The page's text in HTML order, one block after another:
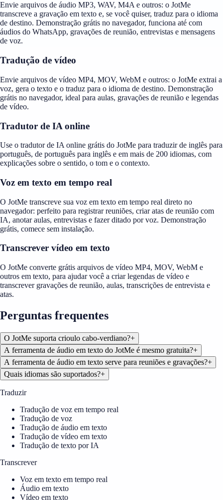
Envie arquivos de áudio MP3, WAV, M4A e outros: o JotMe
transcreve a gravação em texto e, se você quiser, traduz para o idioma
de destino. Demonstração grátis no navegador, funciona até com
áudios do WhatsApp, gravações de reunião, entrevistas e mensagens
de voz.
Tradução de vídeo
Envie arquivos de vídeo MP4, MOV, WebM e outros: o JotMe extrai a
voz, gera o texto e o traduz para o idioma de destino. Demonstração
grátis no navegador, ideal para aulas, gravações de reunião e legendas
de vídeo.
Tradutor de IA online
Use o tradutor de IA online grátis do JotMe para traduzir de inglês para
português, de português para inglês e em mais de 200 idiomas, com
explicações sobre o sentido, o tom e o contexto.
Voz em texto em tempo real
O JotMe transcreve sua voz em texto em tempo real direto no
navegador: perfeito para registrar reuniões, criar atas de reunião com
IA, anotar aulas, entrevistas e fazer ditado por voz. Demonstração
grátis, comece sem instalação.
Transcrever vídeo em texto
O JotMe converte grátis arquivos de vídeo MP4, MOV, WebM e
outros em texto, para ajudar você a criar legendas de vídeo e
transcrever gravações de reunião, aulas, transcrições de entrevista e
atas.
Perguntas frequentes
O JotMe suporta crioulo cabo-verdiano?+
A ferramenta de áudio em texto do JotMe é mesmo gratuita?+
A ferramenta de áudio em texto serve para reuniões e gravações?+
Quais idiomas são suportados?+
Traduzir
Tradução de voz em tempo real
Tradução de voz
Tradução de áudio em texto
Tradução de vídeo em texto
Tradução de texto por IA
Transcrever
Voz em texto em tempo real
Áudio em texto
Vídeo em texto